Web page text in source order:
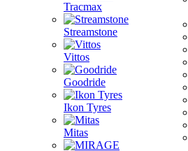
Tracmax
Streamstone
Vittos
Goodride
Ikon Tyres
Mitas